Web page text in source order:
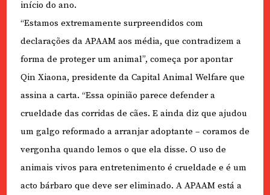
início do ano.
“Estamos extremamente surpreendidos com
declarações da APAAM aos média, que contradizem a
forma de proteger um animal”, começa por apontar
Qin Xiaona, presidente da Capital Animal Welfare que
assina a carta. “Essa opinião parece defender a
crueldade das corridas de cães. E ainda diz que ajudou
um galgo reformado a arranjar adoptante – coramos de
vergonha quando lemos o que ela disse. O uso de
animais vivos para entretenimento é crueldade e é um
acto bárbaro que deve ser eliminado. A APAAM está a